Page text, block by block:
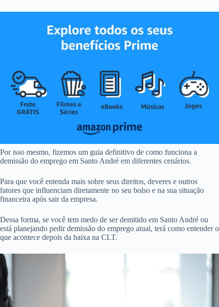
Por isso mesmo, fizemos um guia definitivo de como funciona a
demissão do emprego em Santo André em diferentes cenários.
Para que você entenda mais sobre seus direitos, deveres e outros
fatores que influenciam diretamente no seu bolso e na sua situação
financeira após sair da empresa.
Dessa forma, se você tem medo de ser demitido em Santo André ou
está planejando pedir demissão do emprego atual, terá como entender o
que acontece depois da baixa na CLT.